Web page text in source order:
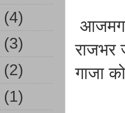
राजभर
गाजा
(4)
(3)
(2)
(1)